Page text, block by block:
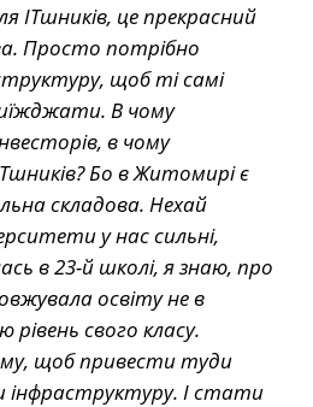
ITшників, це прекрасний
Просто потрібно
щоб ті самі
В чому
в чому
Бо в Житомирі є
складова. Нехай
у нас сильні,
в 23-й школі, я знаю, про
освіту не в
свого класу.
щоб привести туди
І стати